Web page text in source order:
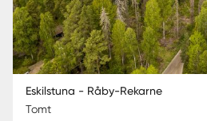
Eskilstuna - Råby-Rekarne
Tomt